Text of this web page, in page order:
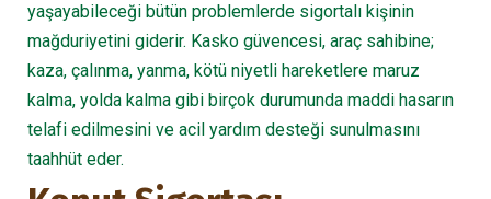
yaşayabileceği bütün problemlerde sigortalı kişinin
mağduriyetini giderir. Kasko güvencesi, araç sahibine;
kaza, çalınma, yanma, kötü niyetli hareketlere maruz
kalma, yolda kalma gibi birçok durumunda maddi hasarın
telafi edilmesini ve acil yardım desteği sunulmasını
taahhüt eder.